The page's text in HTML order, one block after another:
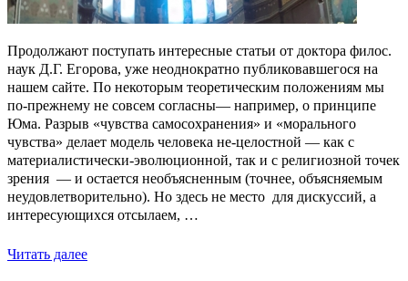
Продолжают поступать интересные статьи от доктора филос.
наук Д.Г. Егорова, уже неоднократно публиковавшегося на
нашем сайте. По некоторым теоретическим положениям мы
по-прежнему не совсем согласны— например, о принципе
Юма. Разрыв «чувства самосохранения» и «морального
чувства» делает модель человека не-целостной — как с
материалистически-эволюционной, так и с религиозной точек
зрения — и остается необъясненным (точнее, объясняемым
неудовлетворительно). Но здесь не место для дискуссий, а
интересующихся отсылаем, …
Читать далее